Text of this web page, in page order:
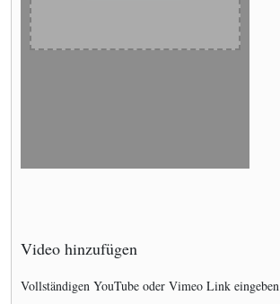
Video hinzufügen
Vollständigen YouTube oder Vimeo Link eingeben